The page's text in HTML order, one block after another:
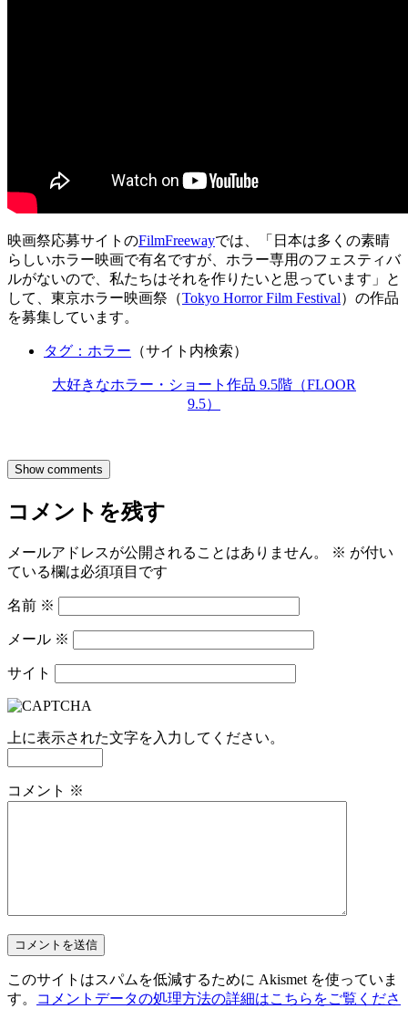
映画祭応募サイトのFilmFreewayでは、「日本は多くの素晴
らしいホラー映画で有名ですが、ホラー専用のフェスティバ
ルがないので、私たちはそれを作りたいと思っています」と
して、東京ホラー映画祭（Tokyo Horror Film Festival）の作品
を募集しています。
タグ：ホラー （サイト内検索）
大好きなホラー・ショート作品 9.5階（FLOOR
9.5）
Show comments
コメントを残す
メールアドレスが公開されることはありません。 ※ が付い
ている欄は必須項目です
名前 ※
メール ※
サイト
上に表示された文字を入力してください。
コメント ※
このサイトはスパムを低減するために Akismet を使っていま
す。
コメントデータの処理方法の詳細はこちらをご覧くださ